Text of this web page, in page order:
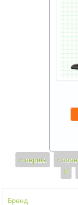
Сторінки
« перша ‹
8
Бренд